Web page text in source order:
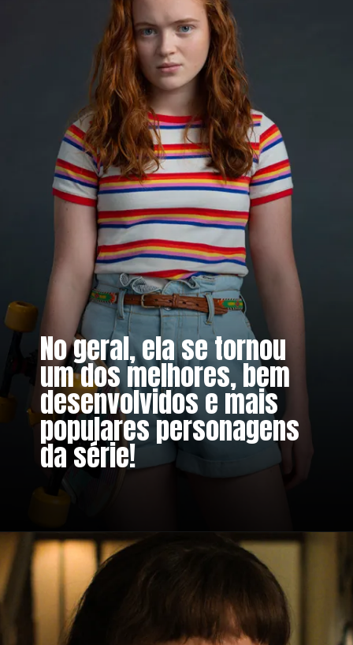
No geral, ela se tornou
um dos melhores, bem
desenvolvidos e mais
populares personagens
da série!